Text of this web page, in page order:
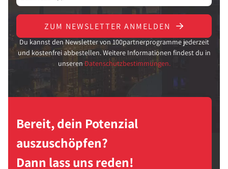
ZUM NEWSLETTER ANMELDEN
Du kannst den Newsletter von 100partnerprogramme jederzeit
und kostenfrei abbestellen. Weitere Informationen findest du in
unseren Datenschutzbestimmungen.
Bereit, dein Potenzial
auszuschöpfen?
Dann lass uns reden!